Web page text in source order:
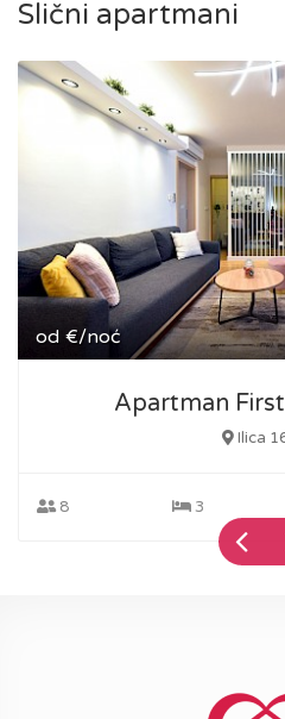
Slični apartmani
od €/noć
Apartman
Ilica
8 3